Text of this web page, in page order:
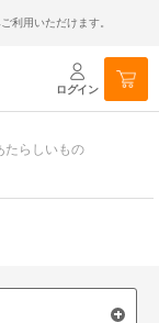
利用いただけます。
ログイン
たらしいもの